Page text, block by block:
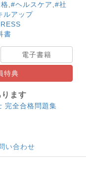
#ヘルスケア #社
ルアップ
書
電子書籍
特典
ます
完全合格問題集
い合わせ